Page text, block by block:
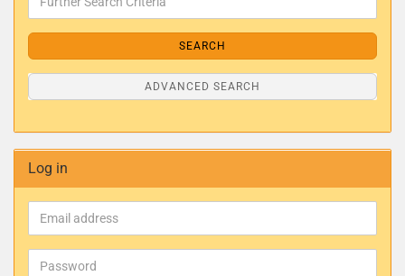
SEARCH
ADVANCED SEARCH
Log in